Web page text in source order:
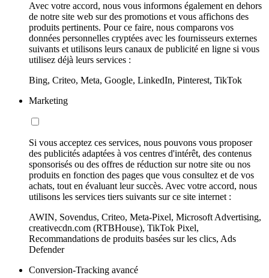
Avec votre accord, nous vous informons également en dehors
de notre site web sur des promotions et vous affichons des
produits pertinents. Pour ce faire, nous comparons vos
données personnelles cryptées avec les fournisseurs externes
suivants et utilisons leurs canaux de publicité en ligne si vous
utilisez déjà leurs services :
Bing, Criteo, Meta, Google, LinkedIn, Pinterest, TikTok
Marketing
Si vous acceptez ces services, nous pouvons vous proposer
des publicités adaptées à vos centres d'intérêt, des contenus
sponsorisés ou des offres de réduction sur notre site ou nos
produits en fonction des pages que vous consultez et de vos
achats, tout en évaluant leur succès. Avec votre accord, nous
utilisons les services tiers suivants sur ce site internet :
AWIN, Sovendus, Criteo, Meta-Pixel, Microsoft Advertising,
creativecdn.com (RTBHouse), TikTok Pixel,
Recommandations de produits basées sur les clics, Ads
Defender
Conversion-Tracking avancé